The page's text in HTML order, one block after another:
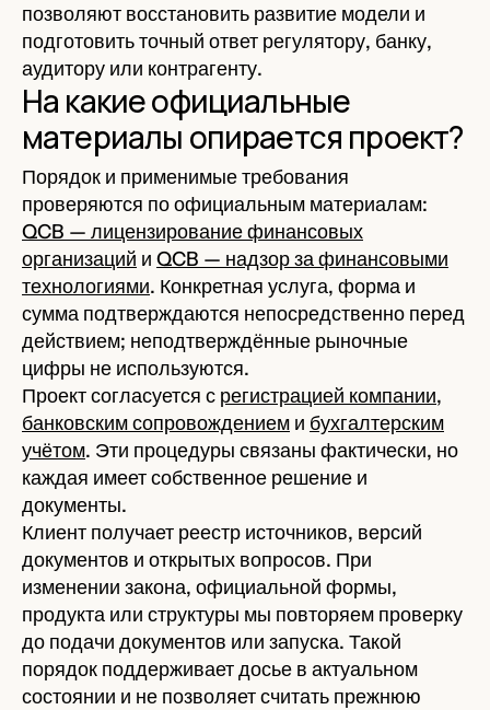
позволяют восстановить развитие модели и
подготовить точный ответ регулятору, банку,
аудитору или контрагенту.
На какие официальные
материалы опирается проект?
Порядок и применимые требования
проверяются по официальным материалам:
QCB — лицензирование финансовых
организаций и QCB — надзор за финансовыми
технологиями. Конкретная услуга, форма и
сумма подтверждаются непосредственно перед
действием; неподтверждённые рыночные
цифры не используются.
Проект согласуется с регистрацией компании,
банковским сопровождением и бухгалтерским
учётом. Эти процедуры связаны фактически, но
каждая имеет собственное решение и
документы.
Клиент получает реестр источников, версий
документов и открытых вопросов. При
изменении закона, официальной формы,
продукта или структуры мы повторяем проверку
до подачи документов или запуска. Такой
порядок поддерживает досье в актуальном
состоянии и не позволяет считать прежнюю